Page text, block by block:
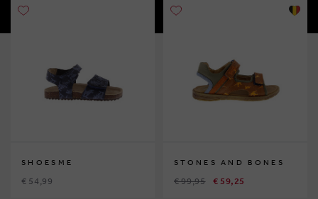
SHOESME
€ 54,99
STONES AND BONES
€ 99,95 € 59,25